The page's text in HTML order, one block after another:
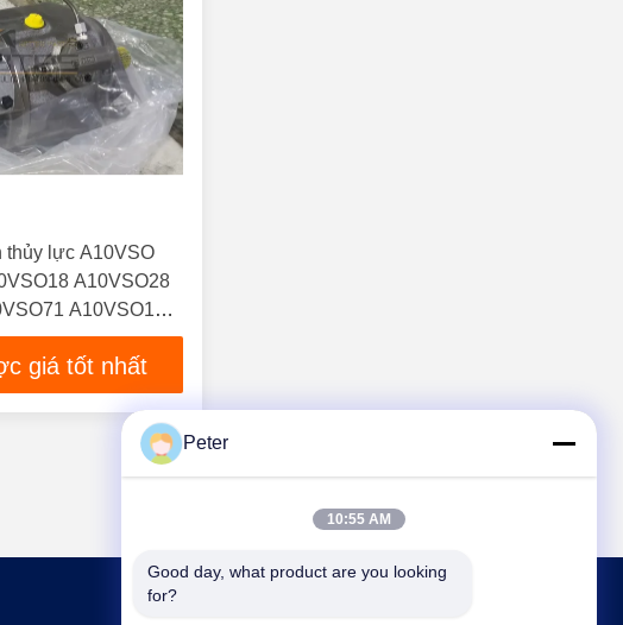
thủy lực A10VSO
A10VSO28
A10VSO100
31R-
giá tốt nhất
Peter
10:55 AM
Good day, what product are you looking
for?